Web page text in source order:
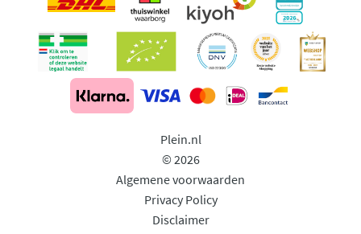
Plein.nl
© 2026
Algemene voorwaarden
Privacy Policy
Disclaimer